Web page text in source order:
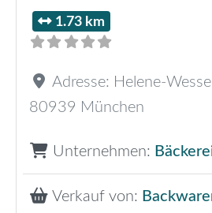
1.73 km
Adresse: Helene-
80939 München
Unternehmen:
Verkauf von: